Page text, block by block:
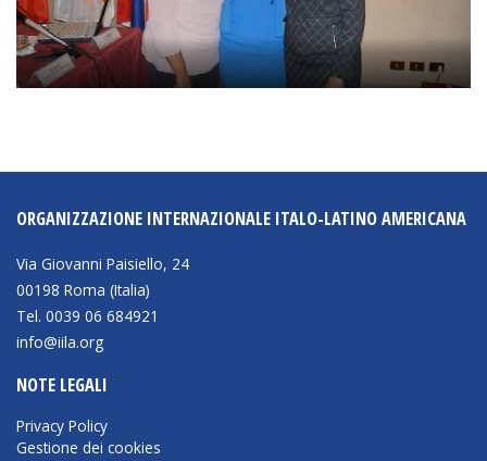
ORGANIZZAZIONE INTERNAZIONALE ITALO-LATINO AMERICANA
Via Giovanni Paisiello, 24
00198 Roma (Italia)
Tel. 0039 06 684921
info@iila.org
NOTE LEGALI
Privacy Policy
Gestione dei cookies